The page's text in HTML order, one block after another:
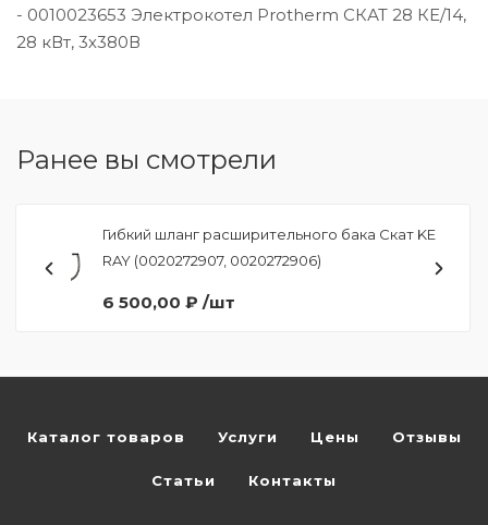
- 0010023653 Электрокотел Protherm СКАТ 28 КE/14,
28 кВт, 3х380В
Ранее вы смотрели
Гибкий шланг расширительного бака Скат KE
RAY (0020272907, 0020272906)
6 500,00 ₽ /шт
Каталог товаров Услуги Цены Отзывы
Статьи Контакты